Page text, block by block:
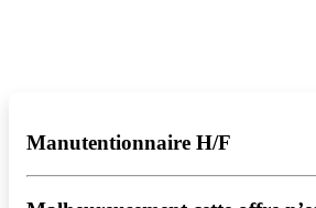
Manutentionnaire H/F